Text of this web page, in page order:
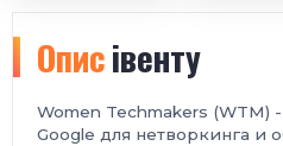
Описівенту
Women Techmakers
Google для нетворкинга